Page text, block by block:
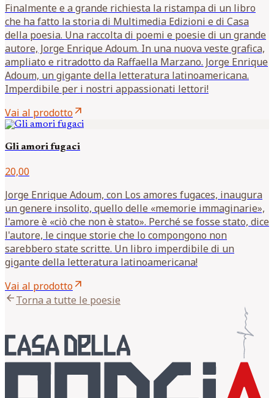
Finalmente e a grande richiesta la ristampa di un libro
che ha fatto la storia di Multimedia Edizioni e di Casa
della poesia. Una raccolta di poemi e poesie di un grande
autore, Jorge Enrique Adoum. In una nuova veste grafica,
ampliato e ritradotto da Raffaella Marzano. Jorge Enrique
Adoum, un gigante della letteratura latinoamericana.
Imperdibile per i nostri appassionati lettori!
Vai al prodottoarrow_outward
Gli amori fugaci
20,00
Jorge Enrique Adoum, con Los amores fugaces, inaugura
un genere insolito, quello delle «memorie immaginarie»,
l'amore è «ciò che non è stato». Perché se fosse stato, dice
l'autore, le cinque storie che lo compongono non
sarebbero state scritte. Un libro imperdibile di un
gigante della letteratura latinoamericana!
Vai al prodottoarrow_outward
arrow_backTorna a tutte le poesie